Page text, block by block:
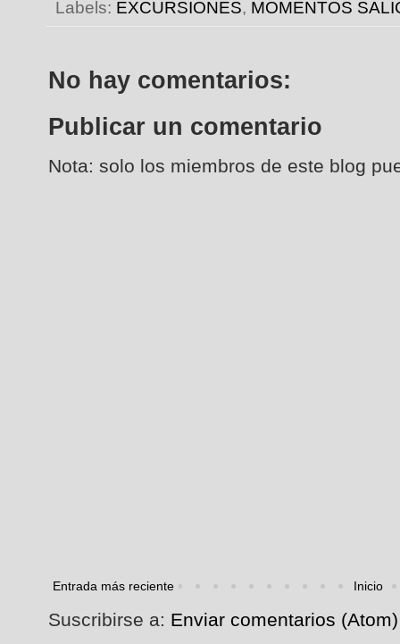
Labels: EXCURSIONES, MOMENTOS
No hay comentarios:
Publicar un comentario
Nota: solo los miembros de este blog
Entrada más reciente Inicio
Suscribirse a: Enviar comentarios (Atom)